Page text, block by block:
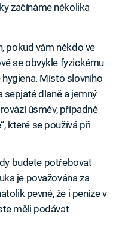
začínáme několika
pokud vám někdo ve
se obvykle fyzickému
Místo slovního
dlaně a jemný
úsměv, případně
které se používá při
budete potřebovat
je považována za
pevné, že i peníze v
měli podávat